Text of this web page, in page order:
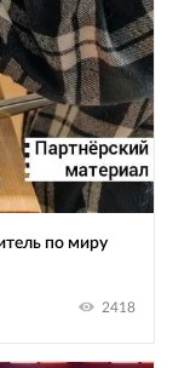
по миру
2418